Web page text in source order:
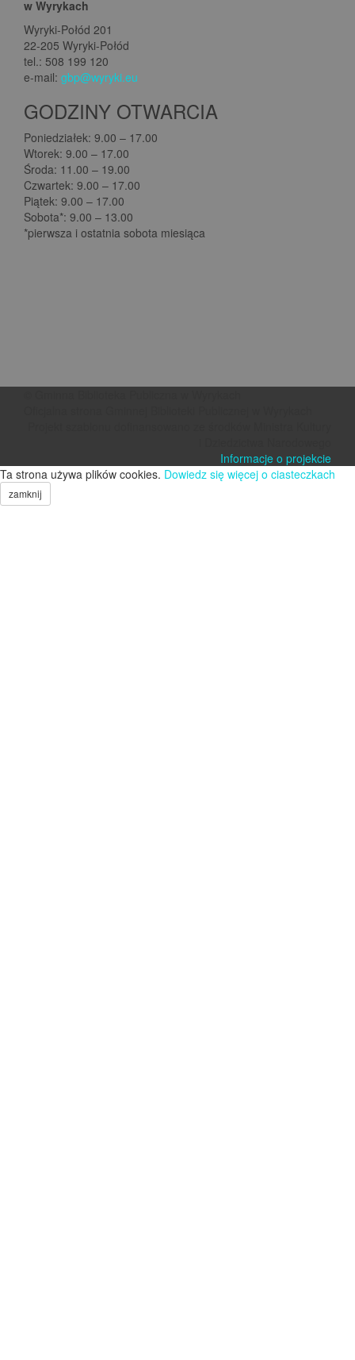
w Wyrykach
Wyryki-Połód 201
22-205 Wyryki-Połód
tel.: 508 199 120
e-mail: gbp@wyryki.eu
GODZINY OTWARCIA
Poniedziałek: 9.00 – 17.00
Wtorek: 9.00 – 17.00
Środa: 11.00 – 19.00
Czwartek: 9.00 – 17.00
Piątek: 9.00 – 17.00
Sobota*: 9.00 – 13.00
*pierwsza i ostatnia sobota miesiąca
Informacje o projekcie
Ta strona używa plików cookies. Dowiedz się więcej o ciasteczkach
zamknij